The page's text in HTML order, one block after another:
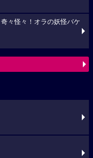
々怪々！オラの妖怪バケ